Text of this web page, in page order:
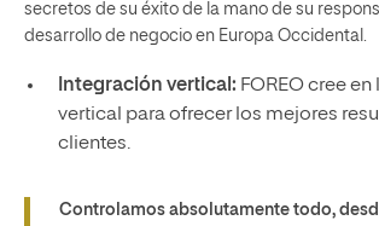
secretos de su éxito de la mano de su
desarrollo de negocio en Europa Occidental.
Integración vertical: FOREO cree
vertical para ofrecer los mejores
clientes.
Controlamos absolutamente todo,